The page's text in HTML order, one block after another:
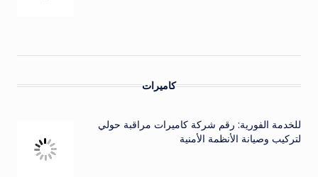
كاميرات
للخدمة الفورية: رقم شركة كاميرات مراقبة حولي
لتركيب وصيانة الأنظمة الأمنية